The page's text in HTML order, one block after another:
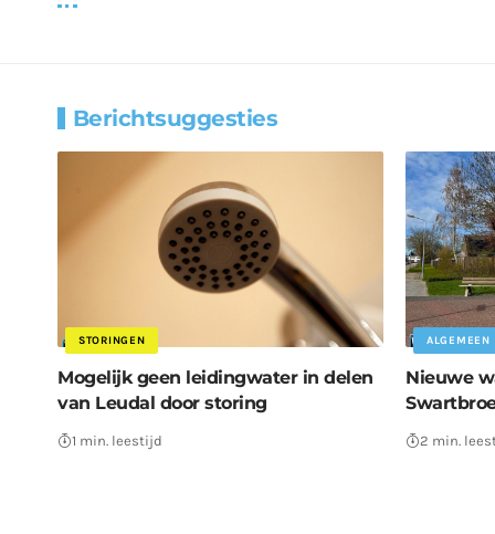
Berichtsuggesties
STORINGEN
Mogelijk geen leidingwater in delen
van Leudal door storing
1 min. leestijd
ALGEMEEN
Nieuwe
2 min.